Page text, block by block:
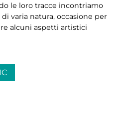
le loro tracce incontriamo
varia natura, occasione per
alcuni aspetti artistici